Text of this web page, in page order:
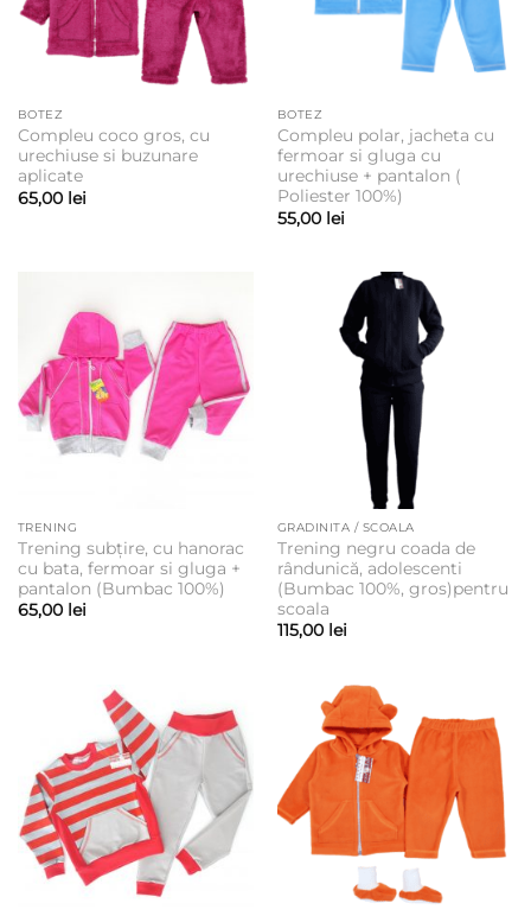
BOTEZ
Compleu coco gros, cu
urechiuse si buzunare
aplicate
65,00 lei
BOTEZ
Compleu polar, jacheta cu
fermoar si gluga cu
urechiuse + pantalon (
Poliester 100%)
55,00 lei
TRENING
Trening subțire, cu hanorac
cu bata, fermoar si gluga +
pantalon (Bumbac 100%)
65,00 lei
GRADINITA / SCOALA
Trening negru coada de
rândunică, adolescenti
(Bumbac 100%, gros)pentru
scoala
115,00 lei